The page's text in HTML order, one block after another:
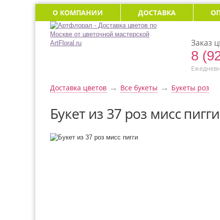
О КОМПАНИИ ДОСТАВКА
Заказ
8
Доставка цветов → Все букеты → Букеты роз
Букет из 37 роз мисс пигги